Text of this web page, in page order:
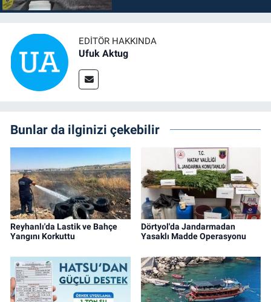
EDITÖR HAKKINDA
Ufuk Aktug
Bunlar da ilginizi çekebilir
Reyhanlı'da Lastik ve Bahçe
Yangını Korkuttu
Dörtyol'da Jandarmadan
Yasaklı Madde Operasyonu